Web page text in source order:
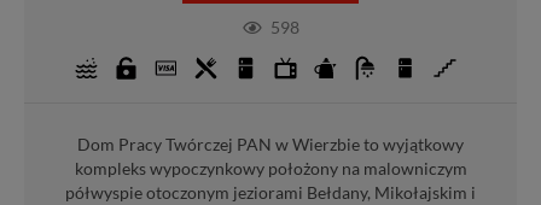
598
Dom Pracy Twórczej PAN w Wierzbie to wyjątkowy
kompleks wypoczynkowy położony na malowniczym
półwyspie otoczonym jeziorami Bełdany, Mikołajskim i